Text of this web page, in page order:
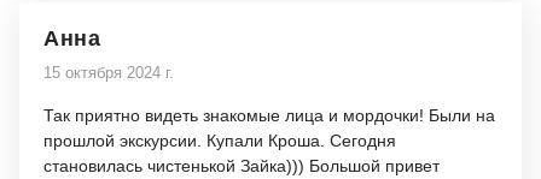
Анна
15 октября 2024 г.
Так приятно видеть знакомые лица и мордочки! Были на
прошлой экскурсии. Купали Кроша. Сегодня
становилась чистенькой Зайка))) Большой привет